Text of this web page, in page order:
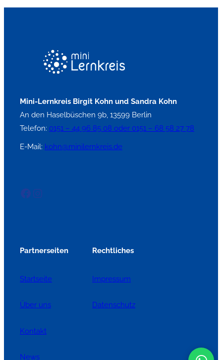
Mini-Lernkreis Birgit Kohn und Sandra Kohn
An den Haselbüschen 9b, 13599 Berlin
Telefon: 0151 – 44 96 85 08 oder 0151 – 68 58 27 78
E-Mail: kohn@minilernkreis.de
Facebook
Instagram
Partnerseiten
Startseite
Über uns
Kontakt
News
Rechtliches
Impressum
Datenschutz